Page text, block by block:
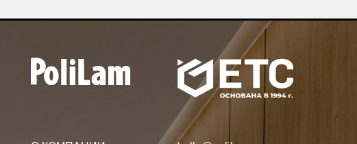
ПРОЕКТЫ
+7 (812) 426-74-47
hello@polilam.ru
г. Санкт-Петербург,
пр. Александровской Фермы, дом 29, корп. 3
© 2005-2025 ООО ЕТС - Строительные Системы